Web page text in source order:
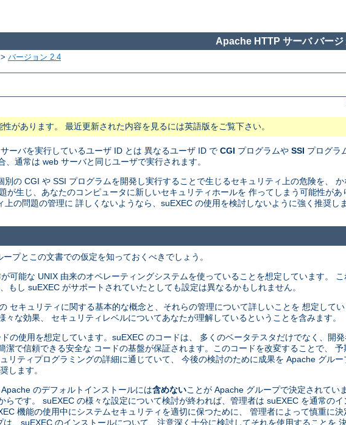
Apache HTTP サーバ バージ
> バージョン 2.4
があります。 最近更新された内容を見るには英語版をご覧下さい。
ーバを実行しているユーザ ID とは 異なるユーザ ID で CGI プログラムや SSI プログラ
通常は web サーバと同じユーザで実行されます。
の CGI や SSI プログラムを開発し実行することで生じるセキュリティ上の危険を、
が生じ、あなたのコンピュータに新しいセキュリティホールを 作ってしまう可能性があ
の問題の管理に 詳しくないようなら、suEXEC の使用を検討しないように強く推奨しま
プとこの文書での仮定を知っておくべきでしょう。
可能な UNIX 由来のオペレーティングシステムを使っていることを想定しています。
もし suEXEC がサポートされていたとしても設定は異なるかもしれません。
セキュリティに関する基本的な概念と、それらの管理について詳しいことを 想定してい
な効果、 セキュリティレベルについてあなたが理解しているということを含みます。
の使用を想定しています。suEXEC のコードは、 多くのベータテスタだけでなく、開
潔で信頼できる安全な コードの基盤が保証されます。このコードを改変することで、
リティプログラミングの詳細に通じていて、 今後の検討のために成果を Apache グルー
します。
のデフォルトインストールには含めないことが Apache グループで決定されてい
です。 suEXEC の様々な設定について検討が終われば、管理者は suEXEC を通常の
機能の使用中にシステムセキュリティを適切に保つために、 管理者によって慎重に決
、suEXEC のインストールについて、注意深く十分に検討してそれを使用することを